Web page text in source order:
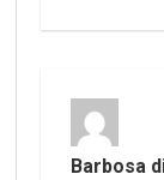
Barbosa